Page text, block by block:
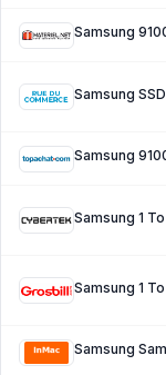
Samsung
Samsung